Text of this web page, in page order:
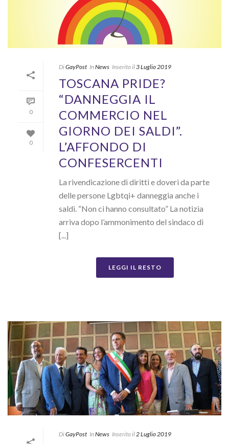
0
0
DiGayPost InNews Inserito il3 Luglio 2019
TOSCANA PRIDE?
“DANNEGGIA IL
COMMERCIO NEL
GIORNO DEI SALDI”.
L’AFFONDO DI
CONFESERCENTI
La rivendicazione di diritti e doveri da parte
delle persone Lgbtqi+ danneggia anche i
saldi. “Non ci hanno consultato” La notizia
arriva dopo l’ammonimento del sindaco di
[...]
LEGGI IL RESTO
DiGayPost InNews Inserito il2 Luglio 2019